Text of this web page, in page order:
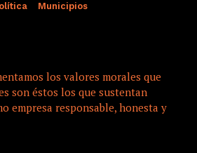
Municipios
los valores morales que
son éstos los que sustentan
empresa responsable, honesta y